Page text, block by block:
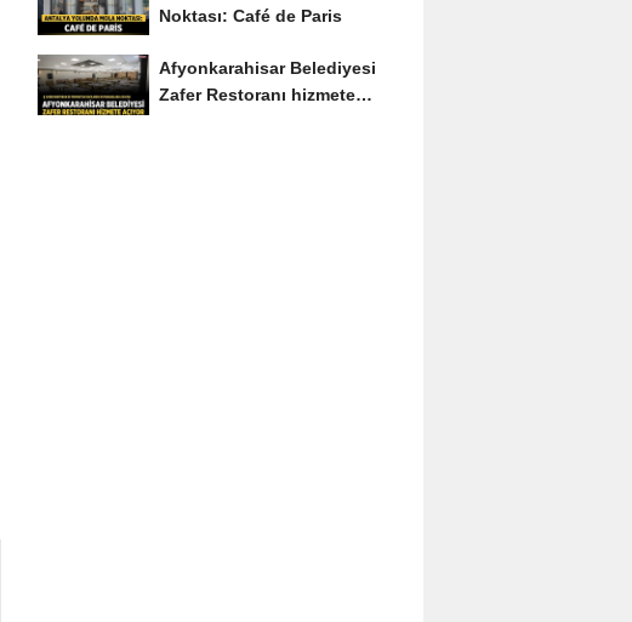
Noktası: Café de Paris
Afyonkarahisar Belediyesi
Zafer Restoranı hizmete